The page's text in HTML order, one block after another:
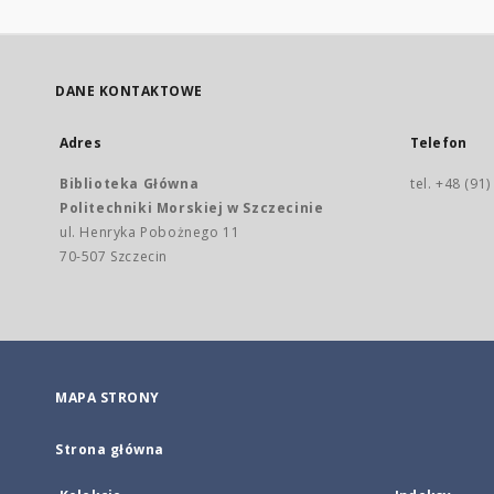
DANE KONTAKTOWE
Adres
Biblioteka Główna
Politechniki Morskiej w Szczecinie
ul. Henryka Pobożnego 11
70-507 Szczecin
Telefon
tel. +48
MAPA STRONY
Strona główna